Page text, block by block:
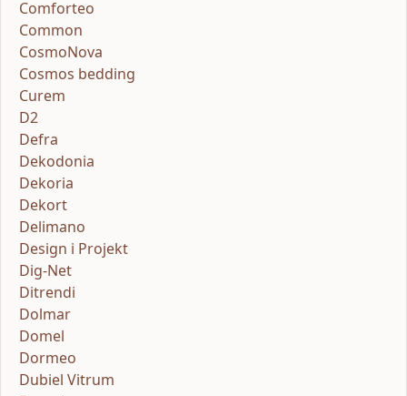
Comforteo
Common
CosmoNova
Cosmos bedding
Curem
D2
Defra
Dekodonia
Dekoria
Dekort
Delimano
Design i Projekt
Dig-Net
Ditrendi
Dolmar
Domel
Dormeo
Dubiel Vitrum